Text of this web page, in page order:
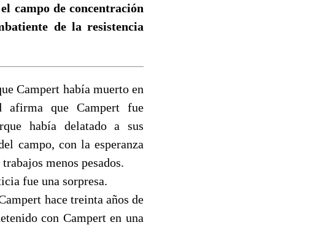
campo de concentración
de la resistencia
Campert había muerto en
afirma que Campert fue
había delatado a sus
campo, con la esperanza
menos pesados.
fue una sorpresa.
hace treinta años de
con Campert en una